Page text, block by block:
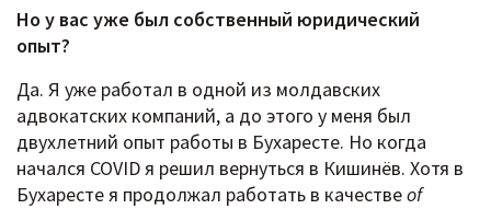
Но у вас уже был собственный юридический
опыт?
Да. Я уже работал в одной из молдавских
адвокатских компаний, а до этого у меня был
двухлетний опыт работы в Бухаресте. Но когда
начался COVID я решил вернуться в Кишинёв. Хотя в
Бухаресте я продолжал работать в качествеof